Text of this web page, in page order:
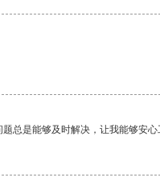
总是能够及时解决，让我能够安心